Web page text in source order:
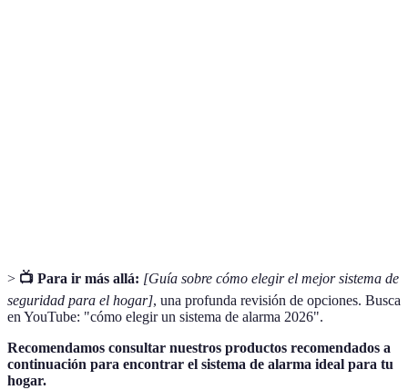
> 📺 Para ir más allá: [Guía sobre cómo elegir el mejor sistema de
seguridad para el hogar], una profunda revisión de opciones. Busca
en YouTube: "cómo elegir un sistema de alarma 2026".
Recomendamos consultar nuestros productos recomendados a
continuación para encontrar el sistema de alarma ideal para tu
hogar.